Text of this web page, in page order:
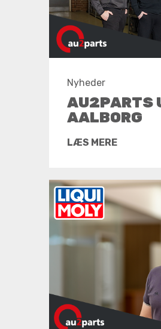
Nyheder
AU2PARTS
AALBORG
LÆS MERE